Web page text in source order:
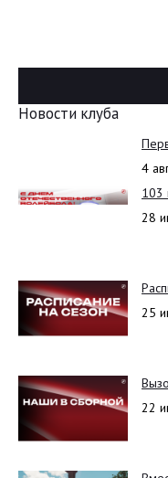
Новости клуба
4
103
28
25
22